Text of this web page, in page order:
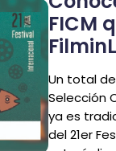
FICM
Un total
Selección
ya es
del 21er